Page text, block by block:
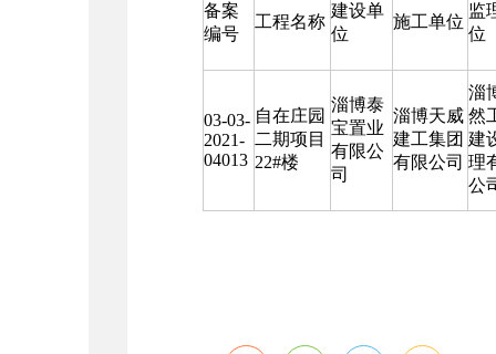
备案
编号
工程名称
建设单
位
施工单位
监
位
03-03-
2021-
04013
自在庄园
二期项目
22#楼
淄博泰
宝置业
有限公
司
淄博天威
建工集团
有限公司
淄
然
建
理
公